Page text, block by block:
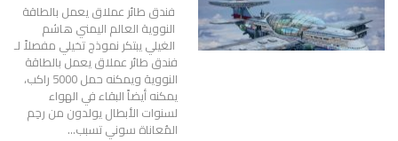
فندق طائر عملاق يعمل بالطاقة
النووية العالم اليمني هاشم
الغيلي يبتكر نموذج تخيلي مفصلاً لـ
فندق طائر عملاق يعمل بالطاقة
النووية ويمكنه حمل 5000 راكب،
يمكنه أيضاً البقاء في الهواء
لسنوات الأبطال يولدون من رحِم
المُعاناة سوني تسبب…